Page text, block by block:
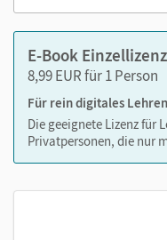
E-Book
8,99 EUR für 1 Person
Für rein digitales
Die geeignete Lizenz für
Privatpersonen, die nur